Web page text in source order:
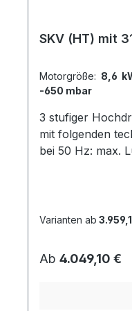
SKV (HT) mit
Motorgröße: 8,6
-650 mbar
3 stufiger
mit folgenden
bei 50 Hz: max.
background-color:
leistung[kW]
Spannung[V]
HT-315-3-P46 1 3~ 6,3
Varianten ab
Regulärer Preis:
Ab 4.049,10 €